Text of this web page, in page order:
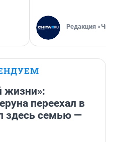
Редакция
жизни»:
переехал в
здесь семью —